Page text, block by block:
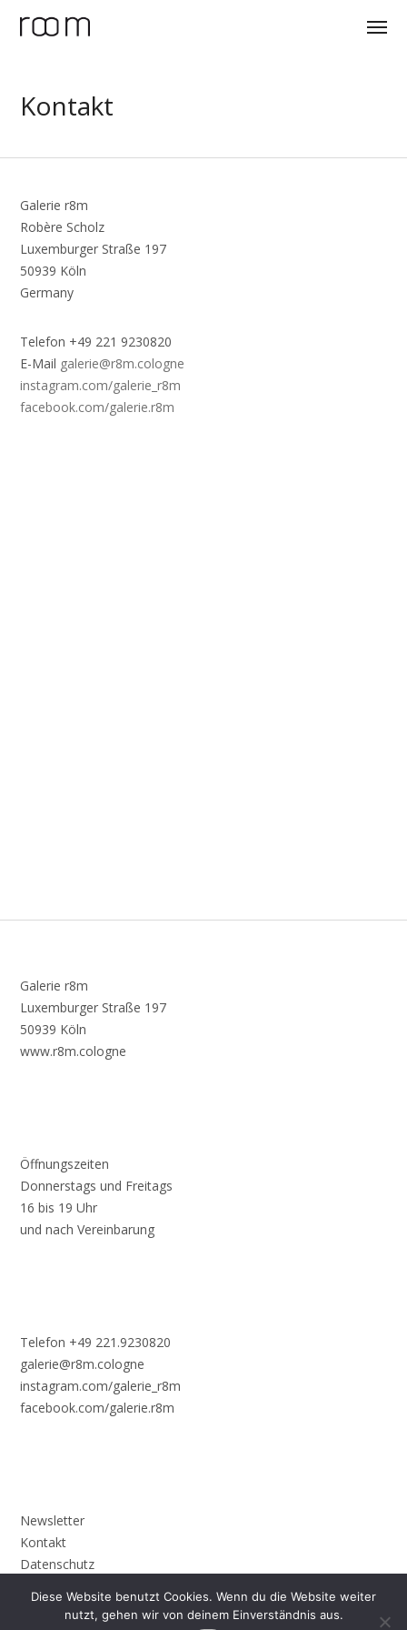
Kontakt
Galerie r8m
Robère Scholz
Luxemburger Straße 197
50939 Köln
Germany
Telefon +49 221 9230820
E-Mail galerie@r8m.cologne
instagram.com/galerie_r8m
facebook.com/galerie.r8m
Galerie r8m
Luxemburger Straße 197
50939 Köln
www.r8m.cologne
Öffnungszeiten
Donnerstags und Freitags
16 bis 19 Uhr
und nach Vereinbarung
Telefon +49 221.9230820
galerie@r8m.cologne
instagram.com/galerie_r8m
facebook.com/galerie.r8m
Newsletter
Kontakt
Datenschutz
Diese Website benutzt Cookies. Wenn du die Website weiter
nutzt, gehen wir von deinem Einverständnis aus.